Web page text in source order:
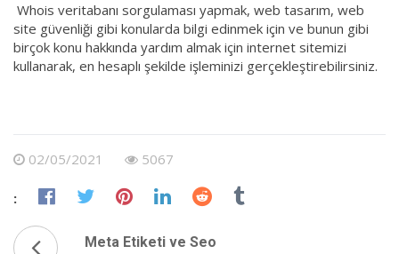
Whois veritabanı sorgulaması yapmak, web tasarım, web
site güvenliği gibi konularda bilgi edinmek için ve bunun gibi
birçok konu hakkında yardım almak için internet sitemizi
kullanarak, en hesaplı şekilde işleminizi gerçekleştirebilirsiniz.
02/05/2021 5067
:
Meta Etiketi ve Seo